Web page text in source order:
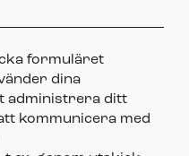
formuläret
dina
administrera ditt
kommunicera med